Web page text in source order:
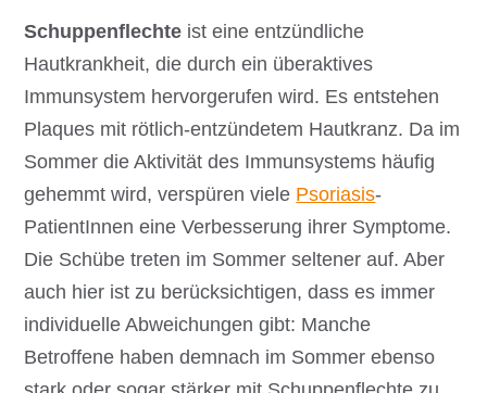
Schuppenflechte ist eine entzündliche
Hautkrankheit, die durch ein überaktives
Immunsystem hervorgerufen wird. Es entstehen
Plaques mit rötlich-entzündetem Hautkranz. Da im
Sommer die Aktivität des Immunsystems häufig
gehemmt wird, verspüren viele Psoriasis-
PatientInnen eine Verbesserung ihrer Symptome.
Die Schübe treten im Sommer seltener auf. Aber
auch hier ist zu berücksichtigen, dass es immer
individuelle Abweichungen gibt: Manche
Betroffene haben demnach im Sommer ebenso